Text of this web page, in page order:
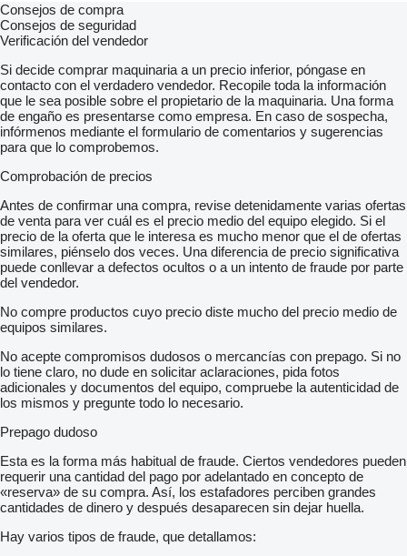
Consejos de compra
Consejos de seguridad
Verificación del vendedor
Si decide comprar maquinaria a un precio inferior, póngase en
contacto con el verdadero vendedor. Recopile toda la información
que le sea posible sobre el propietario de la maquinaria. Una forma
de engaño es presentarse como empresa. En caso de sospecha,
infórmenos mediante el formulario de comentarios y sugerencias
para que lo comprobemos.
Comprobación de precios
Antes de confirmar una compra, revise detenidamente varias ofertas
de venta para ver cuál es el precio medio del equipo elegido. Si el
precio de la oferta que le interesa es mucho menor que el de ofertas
similares, piénselo dos veces. Una diferencia de precio significativa
puede conllevar a defectos ocultos o a un intento de fraude por parte
del vendedor.
No compre productos cuyo precio diste mucho del precio medio de
equipos similares.
No acepte compromisos dudosos o mercancías con prepago. Si no
lo tiene claro, no dude en solicitar aclaraciones, pida fotos
adicionales y documentos del equipo, compruebe la autenticidad de
los mismos y pregunte todo lo necesario.
Prepago dudoso
Esta es la forma más habitual de fraude. Ciertos vendedores pueden
requerir una cantidad del pago por adelantado en concepto de
«reserva» de su compra. Así, los estafadores perciben grandes
cantidades de dinero y después desaparecen sin dejar huella.
Hay varios tipos de fraude, que detallamos: